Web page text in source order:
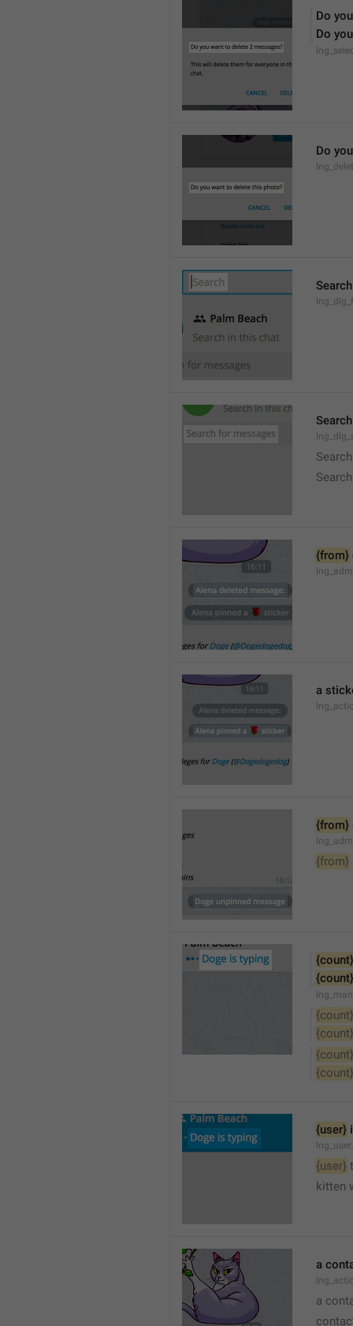
Do
Do
Do
Search
{from}
a
{from}
{from}
{count}
{count}
{count}
{count}
{count}
{count}
{user}
{user}
kitten
a
a